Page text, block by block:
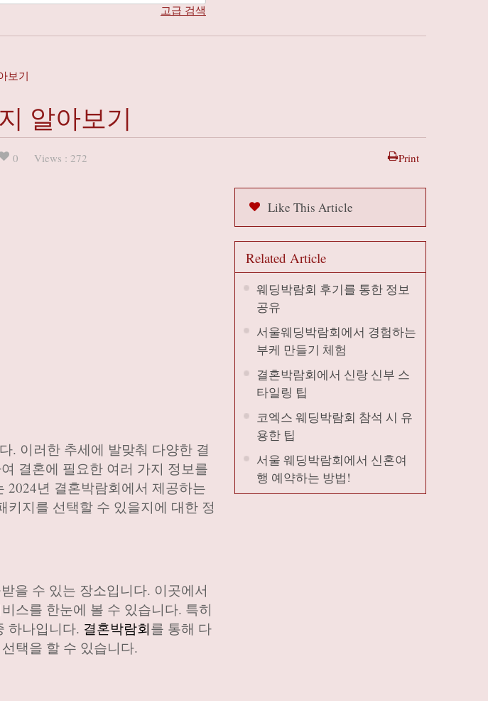
고급 검색
보기
알아보기
0 Views : 272 Print
. 이러한 추세에 발맞춰 다양한 결
결혼에 필요한 여러 가지 정보를
년 결혼박람회에서 제공하는
지를 선택할 수 있을지에 대한 정
을 수 있는 장소입니다. 이곳에서
스를 한눈에 볼 수 있습니다. 특히
하나입니다. 결혼박람회를 통해 다
택을 할 수 있습니다.
Like This Article
Related Article
웨딩박람회 후기를 통한 정보
공유
서울웨딩박람회에서 경험하는
부케 만들기 체험
결혼박람회에서 신랑 신부 스
타일링 팁
코엑스 웨딩박람회 참석 시 유
용한 팁
서울 웨딩박람회에서 신혼여
행 예약하는 방법!